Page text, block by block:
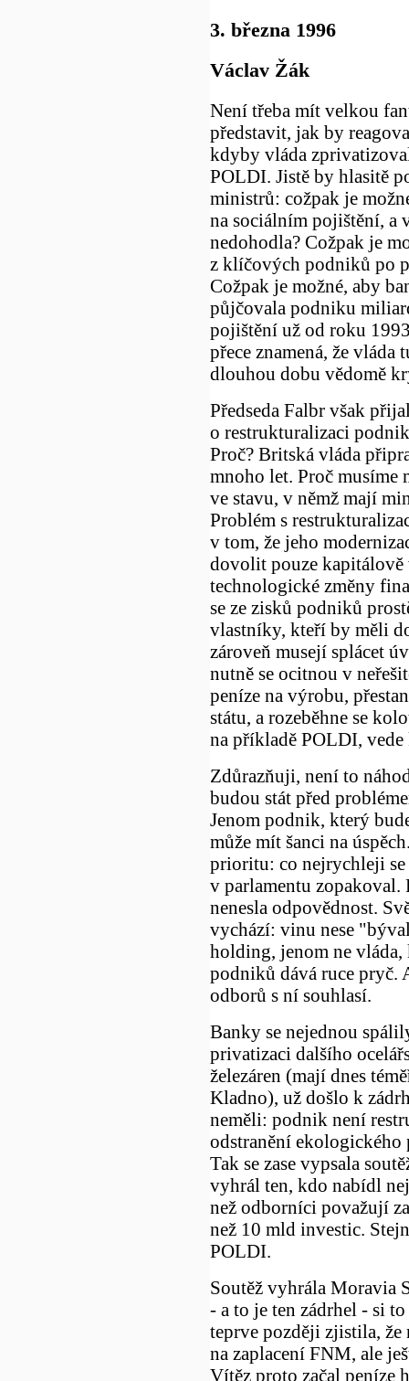
3. března 1996
Václav Žák
Není třeba mít velkou
představit, jak by
kdyby vláda
POLDI. Jistě by hlasitě
ministrů: cožpak je
na sociálním pojištění, a
nedohodla? Cožpak je
z klíčových podniků po
Cožpak je možné, aby
půjčovala podniku
pojištění už od roku
přece znamená, že vláda
dlouhou dobu vědomě
Předseda Falbr však
o restrukturalizaci
Proč? Britská vláda
mnoho let. Proč
ve stavu, v němž mají
Problém s
v tom, že jeho
dovolit pouze
technologické změny
se ze zisků podniků
vlastníky, kteří by měli
zároveň musejí splácet
nutně se ocitnou v
peníze na výrobu,
státu, a rozeběhne se
na příkladě POLDI,
Zdůrazňuji, není to
budou stát před
Jenom podnik, který
může mít šanci na
prioritu: co nejrychleji
v parlamentu zopakoval.
nenesla odpovědnost.
vychází: vinu nese
holding, jenom ne vláda,
podniků dává ruce pryč.
odborů s ní souhlasí.
Banky se nejednou
privatizaci dalšího
železáren (mají dnes
Kladno), už došlo k
neměli: podnik není
odstranění ekologického
Tak se zase vypsala
vyhrál ten, kdo nabídl
než odborníci považují
než 10 mld investic.
POLDI.
Soutěž vyhrála Moravia
- a to je ten zádrhel - si
teprve později zjistila, že
na zaplacení FNM, ale
Vítěz proto začal peníze